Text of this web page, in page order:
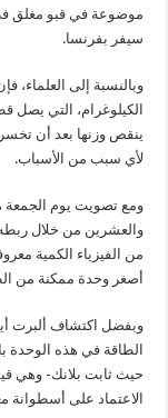
سيفر بفرنسا.
وبالنسبة إلى العلماء،
ينقص وزنها بعد أن
لأي سبب من الأسباب.
ومع تصويت يوم الجمعة ،
والعشرين من خلال
من الفيزياء الكمية
أصغر وحدة ممكنة من
وبفضل اكتشاف ألبرت
الطاقة في هذه الوحدة
حيث ثابت بلانك- وهي
الاعتماد على أسطوانة